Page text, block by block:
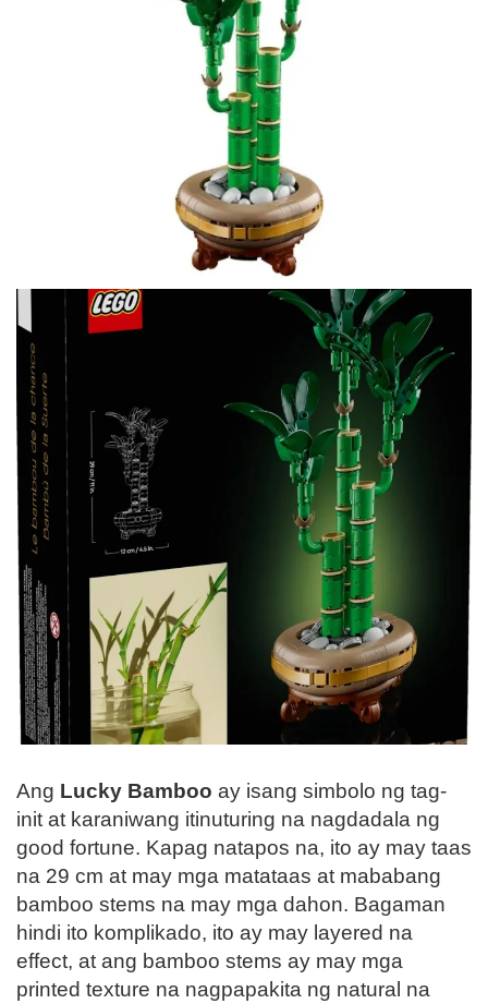
Ang Lucky Bamboo ay isang simbolo ng tag-
init at karaniwang itinuturing na nagdadala ng
good fortune. Kapag natapos na, ito ay may taas
na 29 cm at may mga matataas at mababang
bamboo stems na may mga dahon. Bagaman
hindi ito komplikado, ito ay may layered na
effect, at ang bamboo stems ay may mga
printed texture na nagpapakita ng natural na